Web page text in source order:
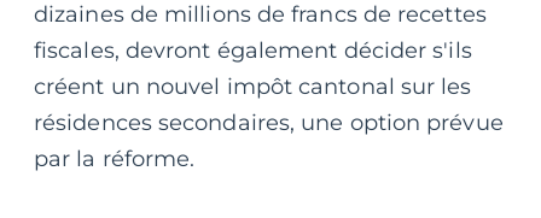
dizaines de millions de francs de recettes
fiscales, devront également décider s'ils
créent un nouvel impôt cantonal sur les
résidences secondaires, une option prévue
par la réforme.